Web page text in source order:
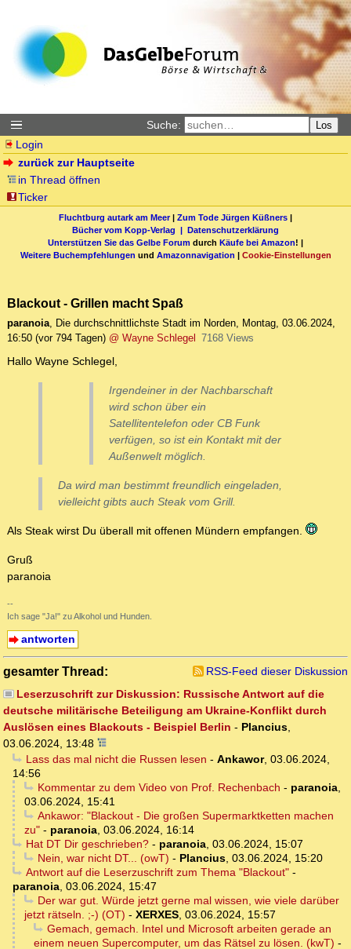
Suche: Los
Login
zurück zur Hauptseite
in Thread öffnen
Ticker
Fluchtburg autark am Meer| Zum Tode Jürgen Küßners |
Bücher vom Kopp-Verlag | Datenschutzerklärung
Unterstützen Sie das Gelbe Forum durch Käufe bei Amazon! |
Weitere Buchempfehlungen und Amazonnavigation | Cookie-Einstellungen
Blackout - Grillen macht Spaß
paranoia, Die durchschnittlichste Stadt im Norden, Montag, 03.06.2024,
16:50 (vor 794 Tagen) @ Wayne Schlegel 7168 Views
Hallo Wayne Schlegel,
Irgendeiner in der Nachbarschaft
wird schon über ein
Satellitentelefon oder CB Funk
verfügen, so ist ein Kontakt mit der
Außenwelt möglich.
Da wird man bestimmt freundlich eingeladen,
vielleicht gibts auch Steak vom Grill.
Als Steak wirst Du überall mit offenen Mündern empfangen.
Gruß
paranoia
--
Ich sage "Ja!" zu Alkohol und Hunden.
antworten
gesamter Thread:
RSS-Feed dieser Diskussion
Leserzuschrift zur Diskussion: Russische Antwort auf die
deutsche militärische Beteiligung am Ukraine-Konflikt durch
Auslösen eines Blackouts - Beispiel Berlin - Plancius,
03.06.2024, 13:48
Lass das mal nicht die Russen lesen - Ankawor, 03.06.2024,
14:56
Kommentar zu dem Video von Prof. Rechenbach - paranoia,
03.06.2024, 15:41
Ankawor: "Blackout - Die großen Supermarktketten machen
zu" - paranoia, 03.06.2024, 16:14
Hat DT Dir geschrieben?- paranoia, 03.06.2024, 15:07
Nein, war nicht DT... (owT) - Plancius, 03.06.2024, 15:20
Antwort auf die Leserzuschrift zum Thema "Blackout"-
paranoia, 03.06.2024, 15:47
Der war gut. Würde jetzt gerne mal wissen, wie viele darüber
jetzt rätseln. ;-) (OT) - XERXES, 03.06.2024, 15:57
Gemach, gemach. Intel und Microsoft arbeiten gerade an
einem neuen Supercomputer, um das Rätsel zu lösen. (kwT) -